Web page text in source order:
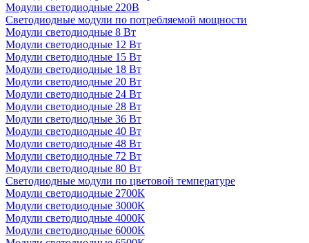
Модули светодиодные 220В
Светодиодные модули по потребляемой мощности
Модули светодиодные 8 Вт
Модули светодиодные 12 Вт
Модули светодиодные 15 Вт
Модули светодиодные 18 Вт
Модули светодиодные 20 Вт
Модули светодиодные 24 Вт
Модули светодиодные 28 Вт
Модули светодиодные 36 Вт
Модули светодиодные 40 Вт
Модули светодиодные 48 Вт
Модули светодиодные 72 Вт
Модули светодиодные 80 Вт
Светодиодные модули по цветовой температуре
Модули светодиодные 2700К
Модули светодиодные 3000К
Модули светодиодные 4000К
Модули светодиодные 6000К